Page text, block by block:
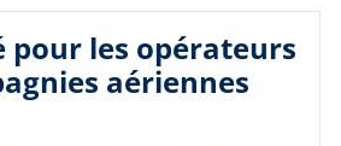
pour les opérateurs
aériennes